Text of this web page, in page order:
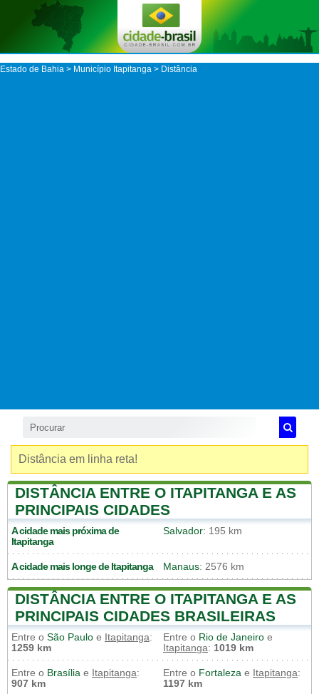
Estado de Bahia > Município Itapitanga > Distância
Distância em linha reta!
DISTÂNCIA ENTRE O ITAPITANGA E AS
PRINCIPAIS CIDADES
A cidade mais próxima de
Itapitanga
Salvador: 195 km
A cidade mais longe de Itapitanga Manaus: 2576 km
DISTÂNCIA ENTRE O ITAPITANGA E AS
PRINCIPAIS CIDADES BRASILEIRAS
Entre o São Paulo e Itapitanga:
1259 km
Entre o Rio de Janeiro e
Itapitanga: 1019 km
Entre o Brasília e Itapitanga:
907 km
Entre o Fortaleza e Itapitanga:
1197 km